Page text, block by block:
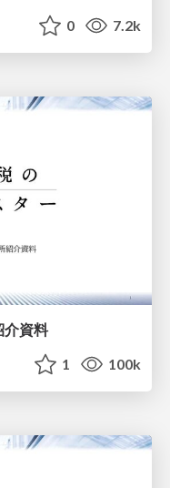
0 7.2k
介資料
1 100k